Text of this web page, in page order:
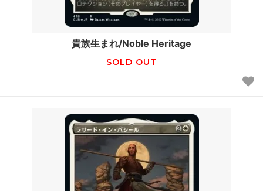
貴族生まれ/Noble Heritage
SOLD OUT